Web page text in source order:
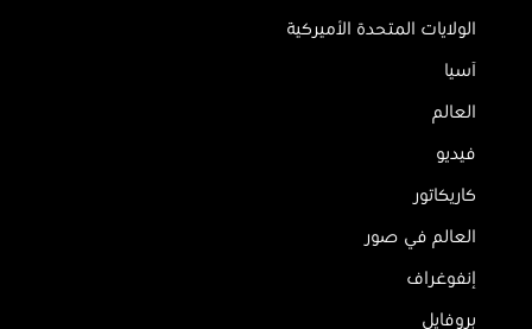
الولايات المتحدة الأميركية
آسيا
العالم
فيديو
كاريكاتور
العالم في صور
إنفوغراف
بروفايل